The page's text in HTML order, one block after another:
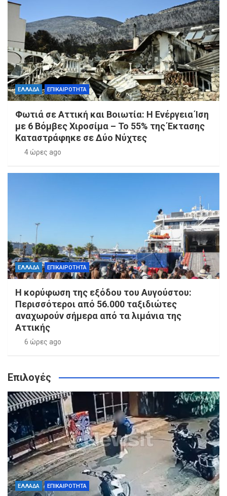
ΕΛΛΑΔΑ ΕΠΙΚΑΙΡΟΤΗΤΑ
Φωτιά σε Αττική και Βοιωτία: Η Ενέργεια Ίση
με 6 Βόμβες Χιροσίμα – Το 55% της Έκτασης
Καταστράφηκε σε Δύο Νύχτες
4 ώρες ago
ΕΛΛΑΔΑ ΕΠΙΚΑΙΡΟΤΗΤΑ
Η κορύφωση της εξόδου του Αυγούστου:
Περισσότεροι από 56.000 ταξιδιώτες
αναχωρούν σήμερα από τα λιμάνια της
Αττικής
6 ώρες ago
Επιλογές
ΕΛΛΑΔΑ ΕΠΙΚΑΙΡΟΤΗΤΑ